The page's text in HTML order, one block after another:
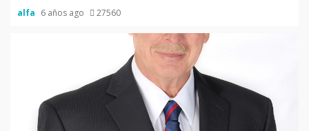
alfa 6 años ago 27560